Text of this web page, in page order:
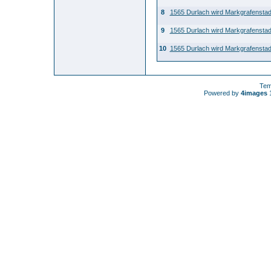
8 1565 Durlach wird
9 1565 Durlach wird
10 1565 Durlach wird
Powered by 4images